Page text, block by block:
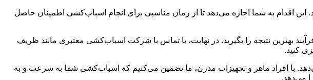
اقدام به شما اجازه می‌دهد تا از زمان مناسبی برای انجام اسباب‌کشی اطمینان حاصل
بهترین نتیجه را بگیرید. در نهایت، با تماس با شرکت اسباب‌کشی معتبری مانند ظریف
کنید.
با افراد ماهر و تجهیزات مدرن، ما تضمین می‌کنیم که اسباب‌کشی شما به سرعت و به
می‌دهد.